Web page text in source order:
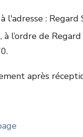
l'adresse : Regard
à l’ordre de
après